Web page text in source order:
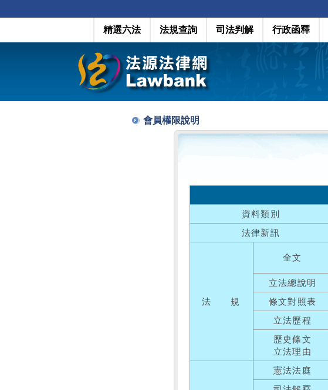
精選六法 法規查詢 司法判解 行政函釋
會員權限說明
資料類別
法律新訊
法 規
全文
立法總說明
條文對照表
立法歷程
歷史條文
立法理由
憲法法庭